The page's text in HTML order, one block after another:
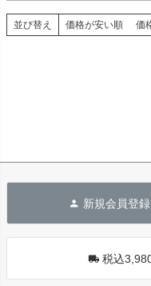
並び替え 価格が安い順 価
新規会員登
税込